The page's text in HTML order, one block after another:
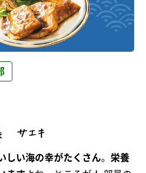
しい海の幸がたくさん。 栄養